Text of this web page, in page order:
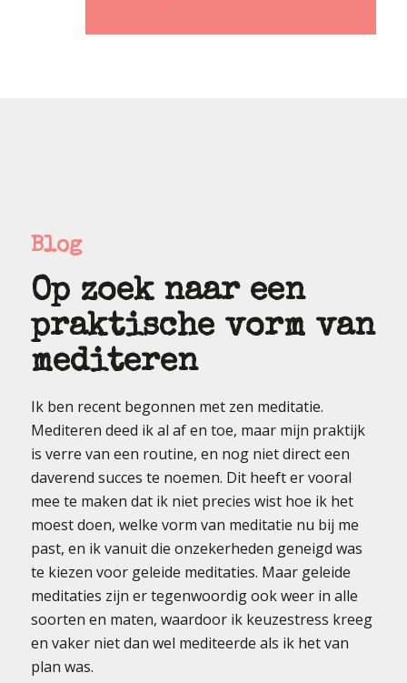
Blog
Op zoek naar een
praktische vorm van
mediteren
Ik ben recent begonnen met zen meditatie.
Mediteren deed ik al af en toe, maar mijn praktijk
is verre van een routine, en nog niet direct een
daverend succes te noemen. Dit heeft er vooral
mee te maken dat ik niet precies wist hoe ik het
moest doen, welke vorm van meditatie nu bij me
past, en ik vanuit die onzekerheden geneigd was
te kiezen voor geleide meditaties. Maar geleide
meditaties zijn er tegenwoordig ook weer in alle
soorten en maten, waardoor ik keuzestress kreeg
en vaker niet dan wel mediteerde als ik het van
plan was.